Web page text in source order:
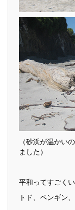
（砂浜が温かい
ました）
平和ってすごくい
トド、ペンギン